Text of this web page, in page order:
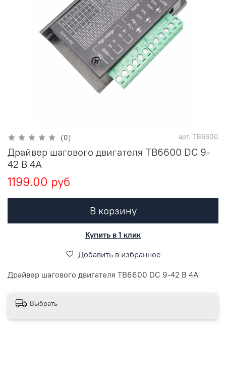
(0) арт. TB6600
Драйвер шагового двигателя TB6600 DC 9-
42 В 4A
1199.00 руб
В корзину
Купить в 1 клик
Добавить в избранное
Драйвер шагового двигателя TB6600 DC 9-42 В 4A
Выбрать